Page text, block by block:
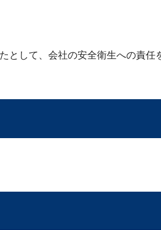
として、会社の安全衛生への責